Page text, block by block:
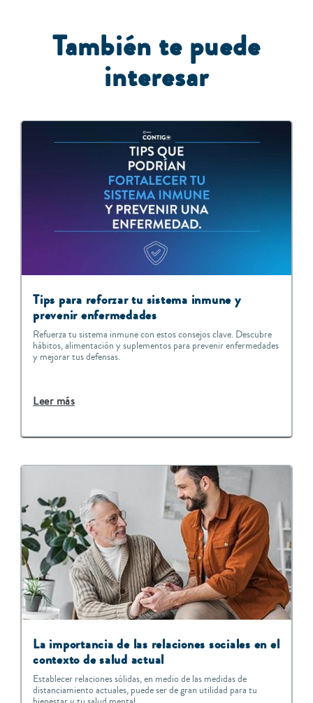
También te puede
interesar
Tips para reforzar tu sistema inmune y
prevenir enfermedades
Refuerza tu sistema inmune con estos consejos clave. Descubre
hábitos, alimentación y suplementos para prevenir enfermedades
y mejorar tus defensas.
Leer más
La importancia de las relaciones sociales en el
contexto de salud actual
Establecer relaciones sólidas, en medio de las medidas de
distanciamiento actuales, puede ser de gran utilidad para tu